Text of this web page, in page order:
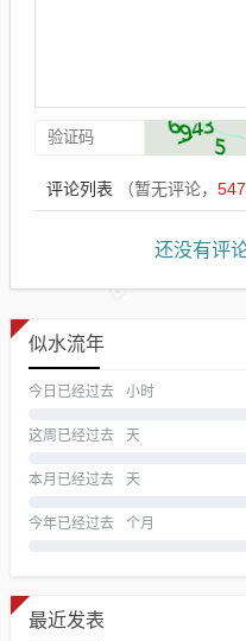
评论列表 （暂无评论，
还没有评
似水流年
今日已经过去 小时
这周已经过去 天
本月已经过去 天
今年已经过去 个月
最近发表